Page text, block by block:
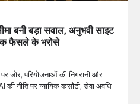
बनी बड़ा सवाल, अनुभवी साइट
फैसले के भरोसे
जोर, परियोजनाओं की निगरानी और
की नीति पर न्यायिक कसौटी, सेवा अवधि